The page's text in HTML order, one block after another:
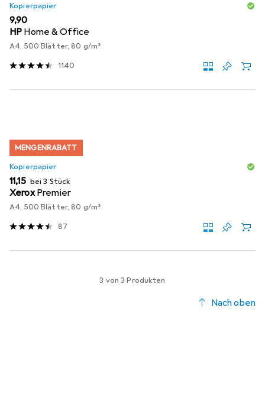
Kopierpapier
EUR
9,90
HP Home & Office
A4, 500 Blätter, 80 g/m²
1140
MENGENRABATT
Kopierpapier
EUR
11,15 bei 3 Stück
Xerox Premier
A4, 500 Blätter, 80 g/m²
87
3 von 3 Produkten
Nach oben